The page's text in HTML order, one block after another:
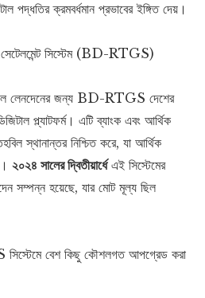
পদ্ধতির ক্রমবর্ধমান প্রভাবের ইঙ্গিত দেয়।
সেটেলমেন্ট সিস্টেম (BD-RTGS)
লেনদেনের জন্য BD-RTGS দেশের
প্ল্যাটফর্ম। এটি ব্যাংক এবং আর্থিক
স্থানান্তর নিশ্চিত করে, যা আর্থিক
২০২৪ সালের দ্বিতীয়ার্ধেএই সিস্টেমের
সম্পন্ন হয়েছে, যার মোট মূল্য ছিল
বেশ কিছু কৌশলগত আপগ্রেড করা